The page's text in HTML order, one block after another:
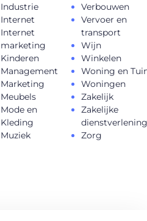
Industrie
Internet
Internet
marketing
Kinderen
Management
Marketing
Meubels
Mode en
Kleding
Muziek
Verbouwen
Vervoer en
transport
Wijn
Winkelen
Woning en
Woningen
Zakelijk
Zakelijke
Zorg